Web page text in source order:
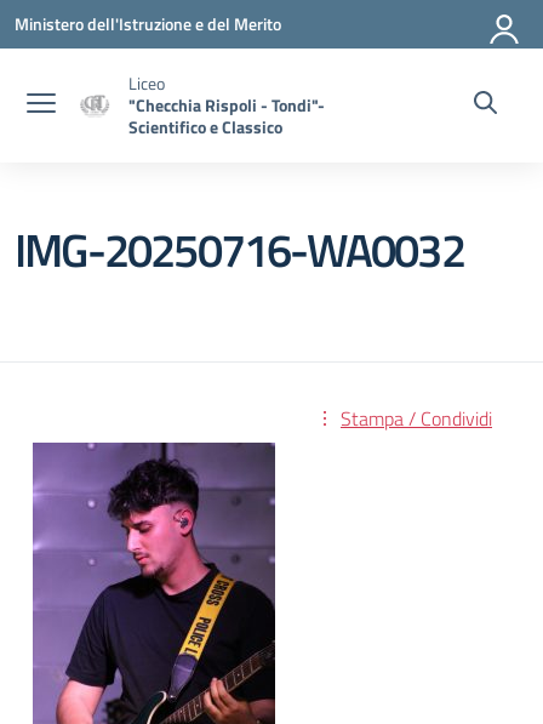
Vai ai contenuti
Vai al menu di navigazione
Vai al footer
Ministero dell'Istruzione e del Merito
Liceo
"Checchia Rispoli - Tondi"-
Scientifico e Classico
IMG-20250716-WA0032
Stampa / Condividi